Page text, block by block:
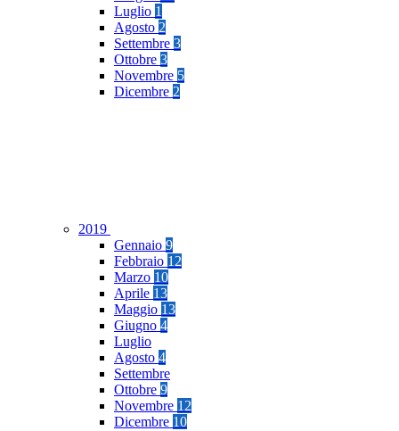
Luglio 1
Agosto 2
Settembre 3
Ottobre 3
Novembre 5
Dicembre 2
2019
Gennaio 9
Febbraio 12
Marzo 10
Aprile 13
Maggio 13
Giugno 4
Luglio
Agosto 4
Settembre
Ottobre 9
Novembre 12
Dicembre 10